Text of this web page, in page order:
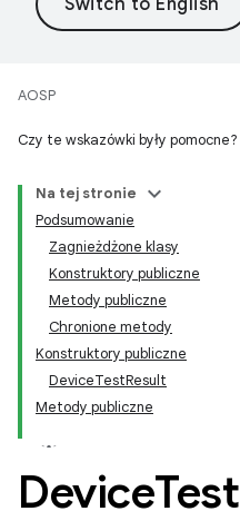
AOSP
Czy te wskazówki były pomocne?
Na tej stronie
Podsumowanie
Zagnieżdżone klasy
Konstruktory publiczne
Metody publiczne
Chronione metody
Konstruktory publiczne
DeviceTestResult
Metody publiczne
DeviceTest